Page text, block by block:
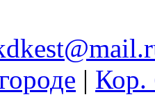
| Кор.